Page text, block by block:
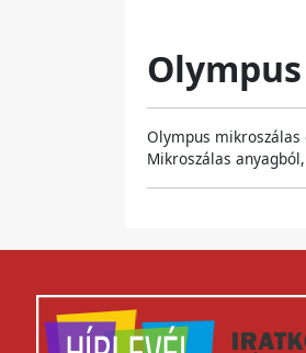
Olympus
Mikroszálas